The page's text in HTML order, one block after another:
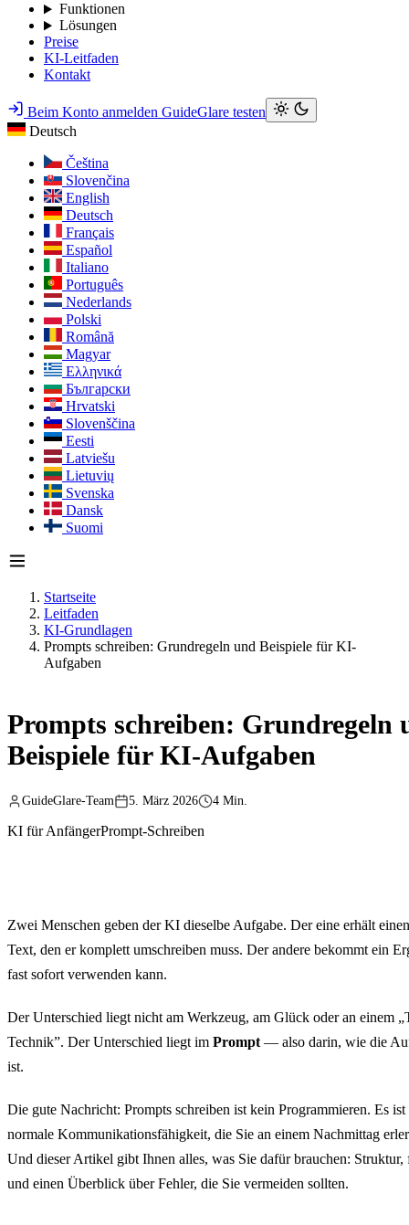
Funktionen
Lösungen
Preise
KI-Leitfaden
Kontakt
Beim Konto anmelden GuideGlare testen
Deutsch
Čeština
Slovenčina
English
Deutsch
Français
Español
Italiano
Português
Nederlands
Polski
Română
Magyar
Ελληνικά
Български
Hrvatski
Slovenščina
Eesti
Latviešu
Lietuvių
Svenska
Dansk
Suomi
Startseite
Leitfaden
KI-Grundlagen
Prompts schreiben: Grundregeln und Beispiele für KI-
Aufgaben
Prompts schreiben: Grundregeln
Beispiele für KI-Aufgaben
GuideGlare-Team 5. März 2026 4 Min.
KI für AnfängerPrompt-Schreiben
Zwei Menschen geben der KI dieselbe Aufgabe. Der eine erhält
Text, den er komplett umschreiben muss. Der andere bekommt ein
fast sofort verwenden kann.
Der Unterschied liegt nicht am Werkzeug, am Glück oder an einem
Technik”. Der Unterschied liegt im Prompt — also darin, wie die
ist.
Die gute Nachricht: Prompts schreiben ist kein Programmieren. Es ist
normale Kommunikationsfähigkeit, die Sie an einem Nachmittag
Und dieser Artikel gibt Ihnen alles, was Sie dafür brauchen: Struktur,
und einen Überblick über Fehler, die Sie vermeiden sollten.